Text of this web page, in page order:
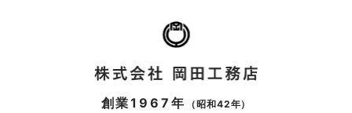
創業1967年 （昭和42年）